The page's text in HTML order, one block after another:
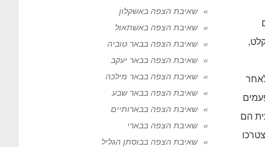
הם
שאיבת הצפה באשקלון
שאיבת הצפה באשתאול
שאיבת הצפה בבאר טוביה
שאיבת הצפה בבאר יעקב
שאיבת הצפה בבאר מילכה
שאיבת הצפה בבאר שבע
שאיבת הצפה בבארותיים
שאיבת הצפה בבארי
שאיבת הצפה בבוסתן הגליל